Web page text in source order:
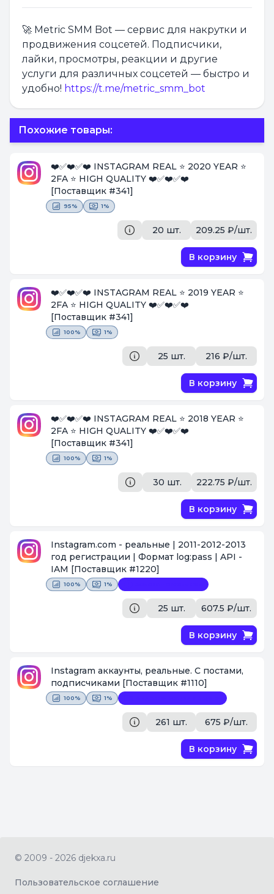
🚀 Metric SMM Bot — сервис для накрутки и
продвижения соцсетей. Подписчики,
лайки, просмотры, реакции и другие
услуги для различных соцсетей — быстро и
удобно! https://t.me/metric_smm_bot
Похожие товары:
❤️✅❤️✅❤️ INSTAGRAM REAL ⭐ 2020 YEAR ⭐
2FA ⭐ HIGH QUALITY ❤️✅❤️✅❤️
[Поставщик #341]
95% 1%
20 шт. 209.25 ₽/шт.
В корзину
❤️✅❤️✅❤️ INSTAGRAM REAL ⭐ 2019 YEAR ⭐
2FA ⭐ HIGH QUALITY ❤️✅❤️✅❤️
[Поставщик #341]
100% 1%
25 шт. 216 ₽/шт.
В корзину
❤️✅❤️✅❤️ INSTAGRAM REAL ⭐ 2018 YEAR ⭐
2FA ⭐ HIGH QUALITY ❤️✅❤️✅❤️
[Поставщик #341]
100% 1%
30 шт. 222.75 ₽/шт.
В корзину
Instagram.com - реальные | 2011-2012-2013
год регистрации | Формат log:pass | API -
IAM [Поставщик #1220]
100% 1%
25 шт. 607.5 ₽/шт.
В корзину
Instagram аккаунты, реальные. С постами,
подписчиками [Поставщик #1110]
100% 1%
261 шт. 675 ₽/шт.
В корзину
© 2009 - 2026 djekxa.ru
Пользовательское соглашение